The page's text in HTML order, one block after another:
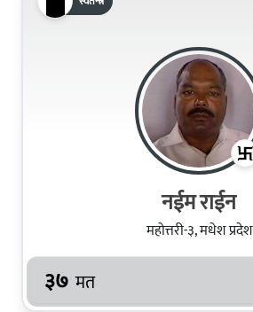
नईम राईन
महोत्तरी-३, मधेश प्रदेश
३७ मत